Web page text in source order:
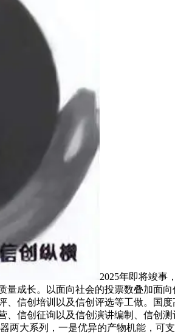
2025年即将竣事
成长。以面向社会的投票数叠加面
信创培训以及信创评选等工做。国
信创征询以及信创演讲编制、信创
两大系列，一是优异的产物机能，可